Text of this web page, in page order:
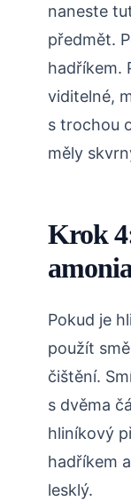
naneste
předmět.
hadříkem.
viditelné,
s trochou
měly
Krok
Pokud je
použít
čištění.
s dvěma
hliníkový
hadříkem
lesklý.